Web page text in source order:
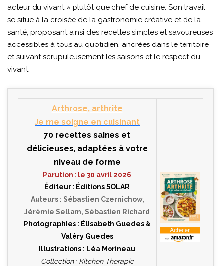
acteur du vivant » plutôt que chef de cuisine. Son travail
se situe à la croisée de la gastronomie créative et de la
santé, proposant ainsi des recettes simples et savoureuses
accessibles à tous au quotidien, ancrées dans le territoire
et suivant scrupuleusement les saisons et le respect du
vivant.
Arthrose, arthrite
Je me soigne en cuisinant
70 recettes saines et
délicieuses, adaptées à votre
niveau de forme
Parution : le 30 avril 2026
Éditeur : Éditions SOLAR
Auteurs : Sébastien Czernichow,
Jérémie Sellam, Sébastien Richard
Photographies : Élisabeth Guedes &
Valéry Guedes
Illustrations : Léa Morineau
Collection : Kitchen Therapie